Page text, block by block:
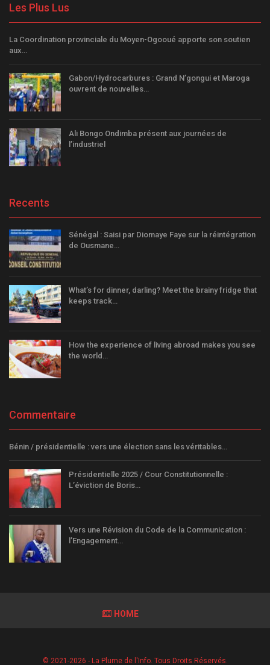
Les Plus Lus
La Coordination provinciale du Moyen-Ogooué apporte son soutien
aux…
Gabon/Hydrocarbures : Grand N’gongui et Maroga
ouvrent de nouvelles…
Ali Bongo Ondimba présent aux journées de
l’industriel
Recents
Sénégal : Saisi par Diomaye Faye sur la réintégration
de Ousmane…
What’s for dinner, darling? Meet the brainy fridge that
keeps track…
How the experience of living abroad makes you see
the world…
Commentaire
Bénin / présidentielle : vers une élection sans les véritables…
Présidentielle 2025 / Cour Constitutionnelle :
L’éviction de Boris…
Vers une Révision du Code de la Communication :
l’Engagement…
HOME
© 2021-2026 - La Plume de l'Info. Tous Droits Réservés.